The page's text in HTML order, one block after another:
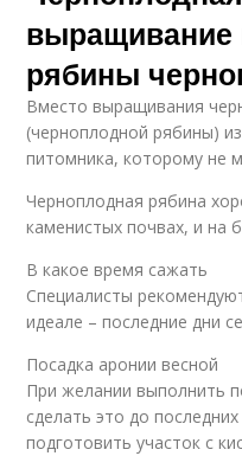
выращивание
рябины
Вместо выращивания
(черноплодной рябины)
питомника, которому не
Черноплодная рябина
каменистых почвах, и на
В какое время сажать
Специалисты
идеале – последние дни
Посадка аронии весной
При желании выполнить
сделать это до
подготовить участок с